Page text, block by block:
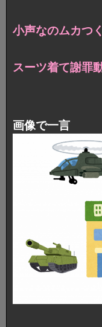
小声なのムカつ
スーツ着て謝罪
画像で一言